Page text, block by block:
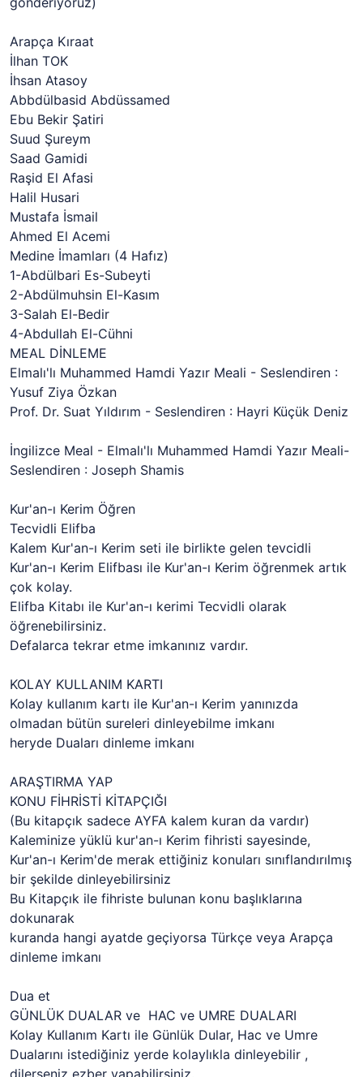
Arapça Kıraat
İlhan TOK
İhsan Atasoy
Abbdülbasid Abdüssamed
Ebu Bekir Şatiri
Suud Şureym
Saad Gamidi
Raşid El Afasi
Halil Husari
Mustafa İsmail
Ahmed El Acemi
Medine İmamları (4 Hafız)
1-Abdülbari Es-Subeyti
2-Abdülmuhsin El-Kasım
3-Salah El-Bedir
4-Abdullah El-Cühni
MEAL DİNLEME
Elmalı'lı Muhammed Hamdi Yazır Meali - Seslendiren :
Yusuf Ziya Özkan
Prof. Dr. Suat Yıldırım - Seslendiren : Hayri Küçük Deniz
İngilizce Meal - Elmalı'lı Muhammed Hamdi Yazır Meali-
Seslendiren : Joseph Shamis
Kur'an-ı Kerim Öğren
Tecvidli Elifba
Kalem Kur'an-ı Kerim seti ile birlikte gelen tevcidli
Kur'an-ı Kerim Elifbası ile Kur'an-ı Kerim öğrenmek artık
çok kolay.
Elifba Kitabı ile Kur'an-ı kerimi Tecvidli olarak
öğrenebilirsiniz.
Defalarca tekrar etme imkanınız vardır.
KOLAY KULLANIM KARTI
Kolay kullanım kartı ile Kur'an-ı Kerim yanınızda
olmadan bütün sureleri dinleyebilme imkanı
heryde Duaları dinleme imkanı
ARAŞTIRMA YAP
KONU FİHRİSTİ KİTAPÇIĞI
(Bu kitapçık sadece AYFA kalem kuran da vardır)
Kaleminize yüklü kur'an-ı Kerim fihristi sayesinde,
Kur'an-ı Kerim'de merak ettiğiniz konuları sınıflandırılmış
bir şekilde dinleyebilirsiniz
Bu Kitapçık ile fihriste bulunan konu başlıklarına
dokunarak
kuranda hangi ayatde geçiyorsa Türkçe veya Arapça
dinleme imkanı
Dua et
GÜNLÜK DUALAR ve HAC ve UMRE DUALARI
Kolay Kullanım Kartı ile Günlük Dular, Hac ve Umre
Dualarını istediğiniz yerde kolaylıkla dinleyebilir ,
dilerseniz ezber yapabilirsiniz.